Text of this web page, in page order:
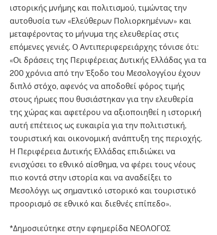
ιστορικής µνήµης και πολιτισµού, τιµώντας την
αυτοθυσία των «Ελεύθερων Πολιορκηµένων» και
µεταφέροντας το µήνυµα της ελευθερίας στις
επόµενες γενιές. Ο Αντιπεριφερειάρχης τόνισε ότι:
«Οι δράσεις της Περιφέρειας Δυτικής Ελλάδας για τα
200 χρόνια από την Έξοδο του Μεσολογγίου έχουν
διπλό στόχο, αφενός να αποδοθεί φόρος τιµής
στους ήρωες που θυσιάστηκαν για την ελευθερία
της χώρας και αφετέρου να αξιοποιηθεί η ιστορική
αυτή επέτειος ως ευκαιρία για την πολιτιστική,
τουριστική και οικονοµική ανάπτυξη της περιοχής.
Η Περιφέρεια Δυτικής Ελλάδας επιδιώκει να
ενισχύσει το εθνικό αίσθηµα, να φέρει τους νέους
πιο κοντά στην ιστορία και να αναδείξει το
Μεσολόγγι ως σηµαντικό ιστορικό και τουριστικό
προορισµό σε εθνικό και διεθνές επίπεδο».
*Δημοσιεύτηκε στην εφημερίδα ΝΕΟΛΟΓΟΣ